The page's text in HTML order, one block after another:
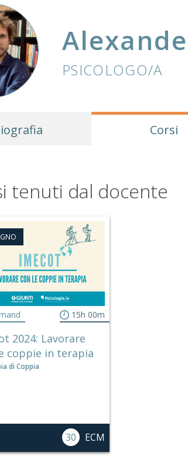
PSICOLOGO/A
Corsi
tenuti dal docente
15h 00m
2024: Lavorare
coppie in terapia
di Coppia
30 ECM